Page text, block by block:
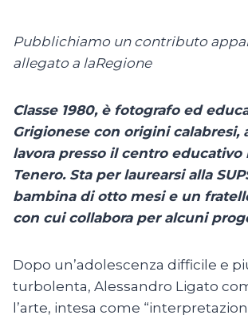
Pubblichiamo un contributo
allegato a laRegione
Classe 1980, è fotografo ed
Grigionese con origini calabresi,
lavora presso il centro educativo
Tenero. Sta per laurearsi alla
bambina di otto mesi e un
con cui collabora per alcuni
Dopo un’adolescenza difficile e
turbolenta, Alessandro Ligato
l’arte, intesa come